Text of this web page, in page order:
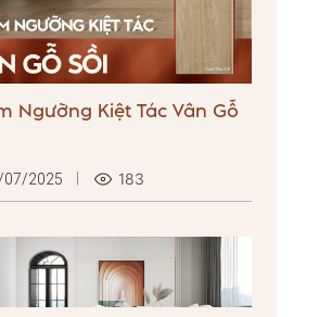
Ngưỡng Kiệt Tác Vân Gỗ
07/2025 183